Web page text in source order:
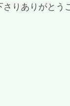
さりありがとう